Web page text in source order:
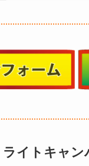
ライトキャ